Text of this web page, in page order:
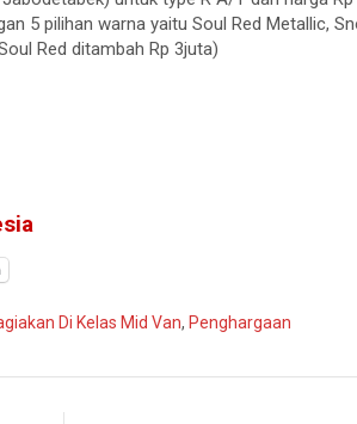
5 pilihan warna yaitu Soul Red Metallic,
Red ditambah Rp 3juta)
Di Kelas Mid Van, Penghargaan